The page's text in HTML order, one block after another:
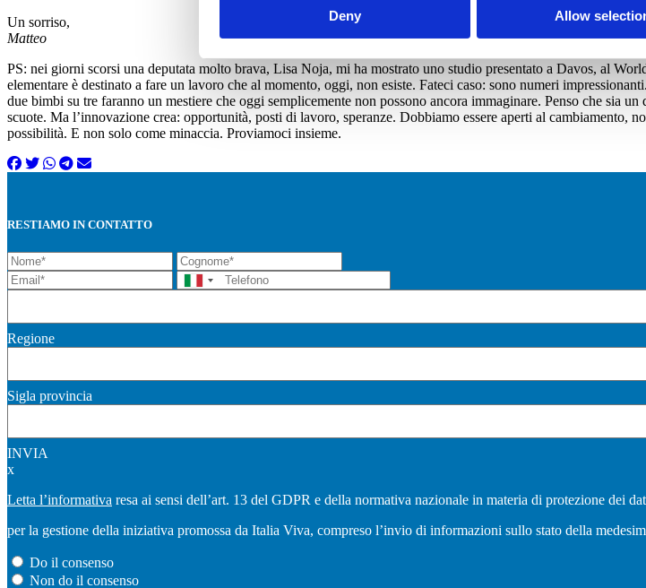
Deny Allow
Un sorriso,
Matteo
PS: nei giorni scorsi una deputata molto brava, Lisa Noja, mi ha mostrato uno studio presentato a Davos, al
elementare è destinato a fare un lavoro che al momento, oggi, non esiste. Fateci caso: sono numeri
due bimbi su tre faranno un mestiere che oggi semplicemente non possono ancora immaginare. Penso che sia
scuote. Ma l’innovazione crea: opportunità, posti di lavoro, speranze. Dobbiamo essere aperti al
possibilità. E non solo come minaccia. Proviamoci insieme.
RESTIAMO IN CONTATTO
Regione
Sigla provincia
INVIA
x
Letta l’informativa resa ai sensi dell’art. 13 del GDPR e della normativa nazionale in materia di protezione dei
per la gestione della iniziativa promossa da Italia Viva, compreso l’invio di informazioni sullo stato della
Do il consenso
Non do il consenso